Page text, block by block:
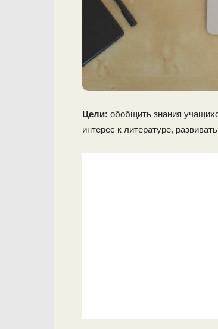
Цели: обобщить знания
интерес к литературе,